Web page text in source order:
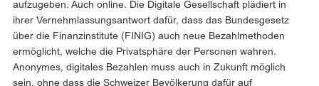
aufzugeben. Auch online. Die Digitale Gesellschaft plädiert in
ihrer Vernehmlassungsantwort dafür, dass das Bundesgesetz
über die Finanzinstitute (FINIG) auch neue Bezahlmethoden
ermöglicht, welche die Privatsphäre der Personen wahren.
Anonymes, digitales Bezahlen muss auch in Zukunft möglich
sein, ohne dass die Schweizer Bevölkerung dafür auf